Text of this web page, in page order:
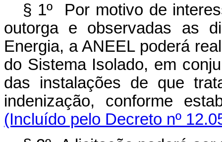
§ 1º Por motivo de
outorga e observadas as
Energia, a ANEEL poderá
do Sistema Isolado, em
das instalações de que
indenização, conforme
(Incluído pelo Decreto nº